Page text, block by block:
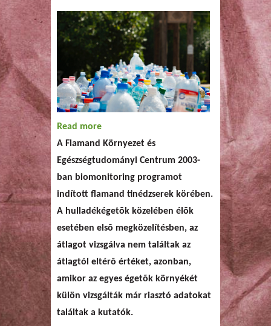
Read more
nehézfémek a tinédzserek
vérében
A Flamand Környezet és
Egészségtudományi Centrum 2003-
ban biomonitoring programot
indított flamand tinédzserek körében.
A hulladékégetõk közelében élõk
esetében elsõ megközelítésben, az
átlagot vizsgálva nem találtak az
átlagtól eltérõ értéket, azonban,
amikor az egyes égetõk környékét
külön vizsgálták már riasztó adatokat
találtak a kutatók.